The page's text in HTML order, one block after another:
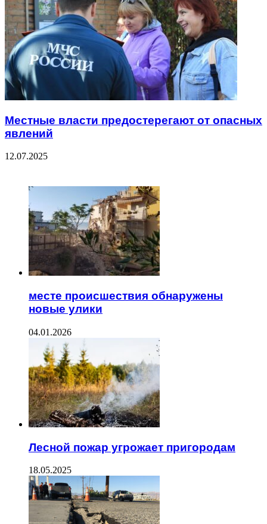
Местные власти предостерегают от опасных
явлений
12.07.2025
месте происшествия обнаружены
новые улики
04.01.2026
Лесной пожар угрожает пригородам
18.05.2025